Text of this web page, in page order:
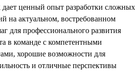
дает ценный опыт разработки сложных
на актуальном, востребованном
для профессионального развития
в команде с компетентными
хорошие возможности для
и отличные перспективы